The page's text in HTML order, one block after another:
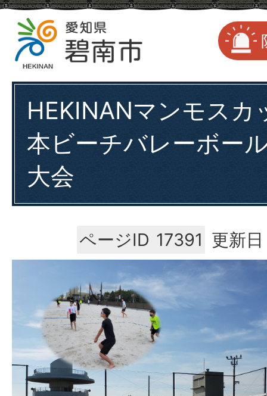
HEKINANマンモスカ
本ビーチバレーボー
大会
ページID 17391 更新